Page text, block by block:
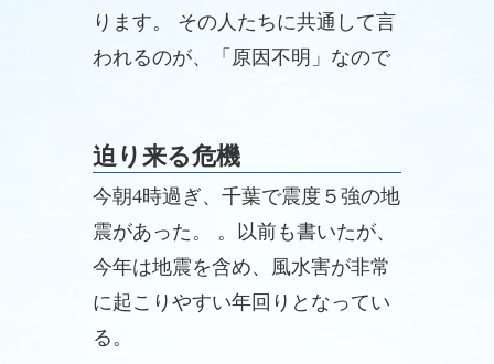
ります。 その人たちに共通して言
われるのが、「原因不明」なので
迫り来る危機
今朝4時過ぎ、千葉で震度５強の地
震があった。 。以前も書いたが、
今年は地震を含め、風水害が非常
に起こりやすい年回りとなってい
る。